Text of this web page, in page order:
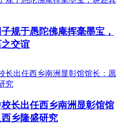
规于愚陀佛庵挥毫墨宝，
交谊
长出任西乡南洲显彰馆馆
乡隆盛研究